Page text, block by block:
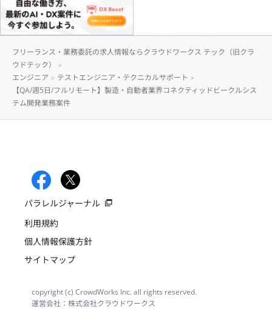
フリーランス・業務委託の求人情報ならクラウドワークス テック（旧クラ
ウドテック）
エンジニア
テストエンジニア・テクニカルサポート
【QA/週5日/フルリモート】製造・自動者業界コネクティッドビークルシス
テム開発業務案件
パラレルジャーナル
利用規約
個人情報保護方針
サイトマップ
copyright (c) CrowdWorks Inc. all rights reserved.
運営会社：株式会社クラウドワークス